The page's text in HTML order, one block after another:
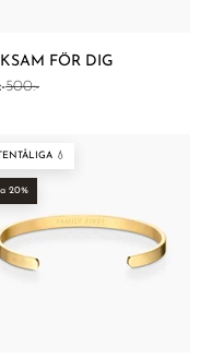
FÖR DIG
pris
Pris
500:-
💧
20%